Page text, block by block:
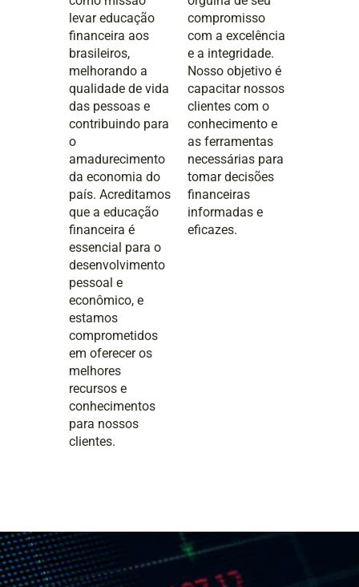
levar educação
financeira aos
brasileiros,
melhorando a
qualidade de vida
das pessoas e
contribuindo para
o
amadurecimento
da economia do
país. Acreditamos
que a educação
financeira é
essencial para o
desenvolvimento
pessoal e
econômico, e
estamos
comprometidos
em oferecer os
melhores
recursos e
conhecimentos
para nossos
clientes.
compromisso
com a excelência
e a integridade.
Nosso objetivo é
capacitar nossos
clientes com o
conhecimento e
as ferramentas
necessárias para
tomar decisões
financeiras
informadas e
eficazes.